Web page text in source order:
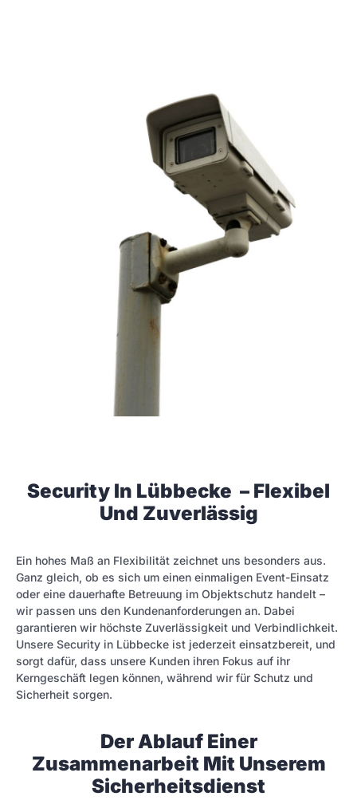
Security In Lübbecke – Flexibel
Und Zuverlässig
Ein hohes Maß an Flexibilität zeichnet uns besonders aus.
Ganz gleich, ob es sich um einen einmaligen Event-Einsatz
oder eine dauerhafte Betreuung im Objektschutz handelt –
wir passen uns den Kundenanforderungen an. Dabei
garantieren wir höchste Zuverlässigkeit und Verbindlichkeit.
Unsere Security in Lübbecke ist jederzeit einsatzbereit, und
sorgt dafür, dass unsere Kunden ihren Fokus auf ihr
Kerngeschäft legen können, während wir für Schutz und
Sicherheit sorgen.
Der Ablauf Einer
Zusammenarbeit Mit Unserem
Sicherheitsdienst